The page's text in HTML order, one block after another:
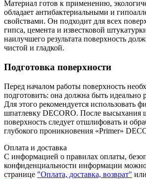
Материал готов к применению,
обладает антибактериальными и
свойствами. Он подходит для всех
гипса, цемента и известковой
наилучшего результата поверхность
чистой и гладкой.
Подготовка поверхности
Перед началом работы поверхность
подготовить: она должна быть идеально
Для этого рекомендуется использовать
шпатлевку DECORO. После высыхания
поверхность следует отшлифовать и
глубокого проникновения «Primer»
Оплата и доставка
С информацией о правилах оплаты,
конфиденциальности информации можно
странице "Оплата, доставка, возврат"